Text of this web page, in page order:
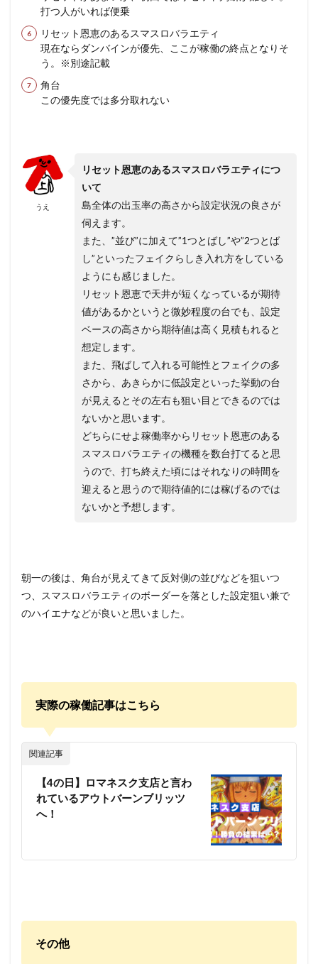
打つ人がいれば便乗
リセット恩恵のあるスマスロバラエティ
現在ならダンバインが優先、ここが稼働の終点となりそ
う。※別途記載
角台
この優先度では多分取れない
うえ
リセット恩恵のあるスマスロバラエティにつ
いて
島全体の出玉率の高さから設定状況の良さが
伺えます。
また、”並び”に加えて”1つとばし”や”2つとば
し”といったフェイクらしき入れ方をしている
ようにも感じました。
リセット恩恵で天井が短くなっているが期待
値があるかというと微妙程度の台でも、設定
ベースの高さから期待値は高く見積もれると
想定します。
また、飛ばして入れる可能性とフェイクの多
さから、あきらかに低設定といった挙動の台
が見えるとその左右も狙い目とできるのでは
ないかと思います。
どちらにせよ稼働率からリセット恩恵のある
スマスロバラエティの機種を数台打てると思
うので、打ち終えた頃にはそれなりの時間を
迎えると思うので期待値的には稼げるのでは
ないかと予想します。
朝一の後は、角台が見えてきて反対側の並びなどを狙いつ
つ、スマスロバラエティのボーダーを落とした設定狙い兼で
のハイエナなどが良いと思いました。
実際の稼働記事はこちら
関連記事
【4の日】ロマネスク支店と言わ
れているアウトバーンブリッツ
へ！
その他